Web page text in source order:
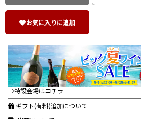
お気に入りに追加
⇒特設会場はコチラ
ギフト(有料)追加について